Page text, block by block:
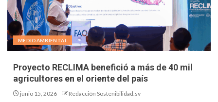
MEDIOAMBIENTAL
Proyecto RECLIMA benefició a más de 40 mil
agricultores en el oriente del país
junio 15, 2026 Redacción Sostenibilidad.sv